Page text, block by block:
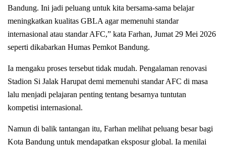
Bandung. Ini jadi peluang untuk kita bersama-sama belajar
meningkatkan kualitas GBLA agar memenuhi standar
internasional atau standar AFC,” kata Farhan, Jumat 29 Mei 2026
seperti dikabarkan Humas Pemkot Bandung.
Ia mengaku proses tersebut tidak mudah. Pengalaman renovasi
Stadion Si Jalak Harupat demi memenuhi standar AFC di masa
lalu menjadi pelajaran penting tentang besarnya tuntutan
kompetisi internasional.
Namun di balik tantangan itu, Farhan melihat peluang besar bagi
Kota Bandung untuk mendapatkan eksposur global. Ia menilai